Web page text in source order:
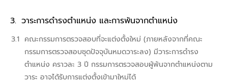
วาระการดำรงตำแหน่ง และการพ้นจากตำแหน่ง
คณะกรรมการตรวจสอบที่จะแต่งตั้งใหม่ (ภายหลังจากที่คณะ
กรรมการตรวจสอบชุดปัจจุบันหมดวาระลง) มีวาระการดำรง
ตำแหน่ง คราวละ 3 ปี กรรมการตรวจสอบผู้พ้นจากตำแหน่งตาม
วาระ อาจได้รับการแต่งตั้งเข้ามาใหม่ได้